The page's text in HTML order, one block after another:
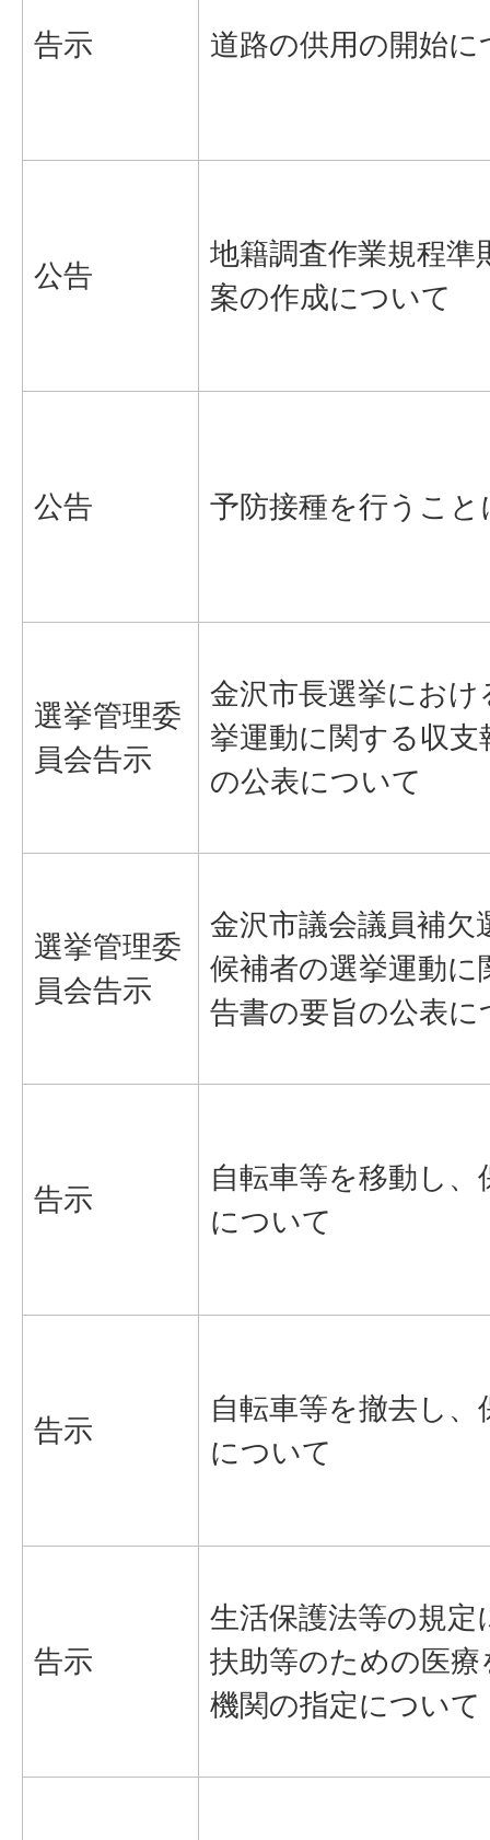
告示 道路の供用の開始に
公告
地籍調査作業規程準
案の作成について
公告 予防接種を行うこ
選挙管理委
員会告示
金沢市長選挙におけ
挙運動に関する収支
の公表について
選挙管理委
員会告示
金沢市議会議員補欠
候補者の選挙運動に
告書の要旨の公表に
告示
自転車等を移動し
について
告示
自転車等を撤去し
について
告示
生活保護法等の規定
扶助等のための医
機関の指定について